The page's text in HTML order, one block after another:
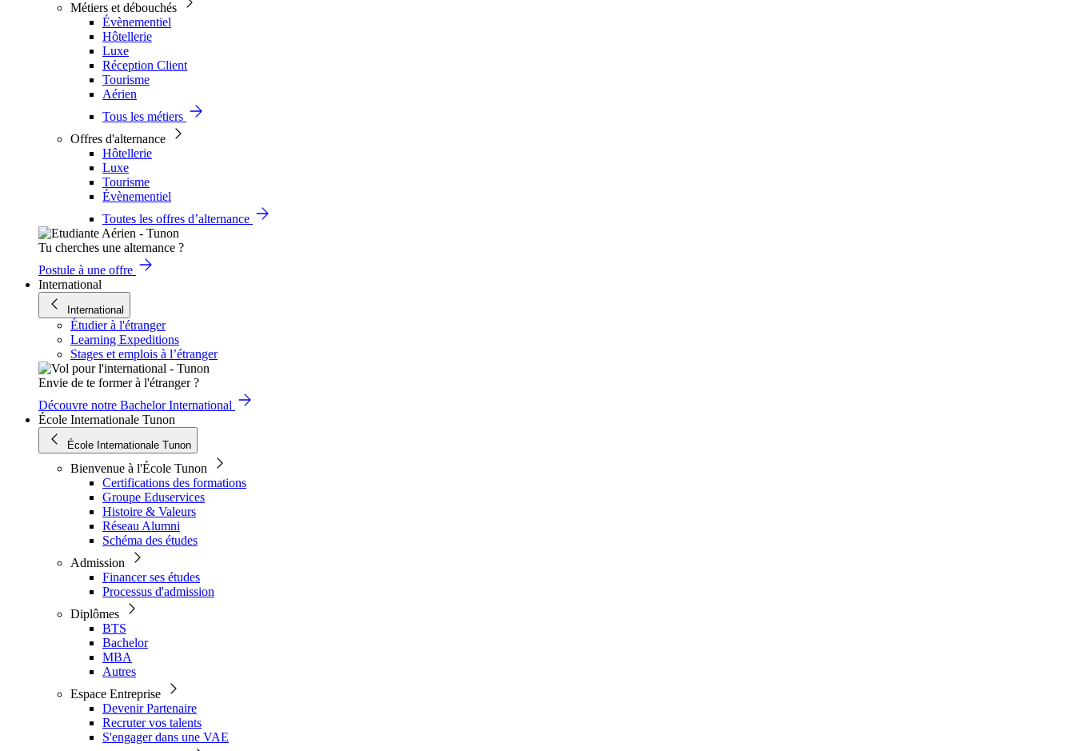
Métiers et débouchés
Évènementiel
Hôtellerie
Luxe
Réception Client
Tourisme
Aérien
Tous les métiers
Offres d'alternance
Hôtellerie
Luxe
Tourisme
Évènementiel
Toutes les offres d’alternance
Tu cherches une alternance ?
Postule à une offre
International
International
Étudier à l'étranger
Learning Expeditions
Stages et emplois à l’étranger
Envie de te former à l'étranger ?
Découvre notre Bachelor International
École Internationale Tunon
École Internationale Tunon
Bienvenue à l'École Tunon
Certifications des formations
Groupe Eduservices
Histoire & Valeurs
Réseau Alumni
Schéma des études
Admission
Financer ses études
Processus d'admission
Diplômes
BTS
Bachelor
MBA
Autres
Espace Entreprise
Devenir Partenaire
Recruter vos talents
S'engager dans une VAE